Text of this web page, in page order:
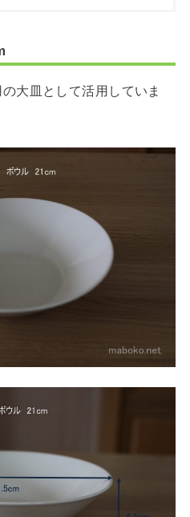
大皿として活用していま